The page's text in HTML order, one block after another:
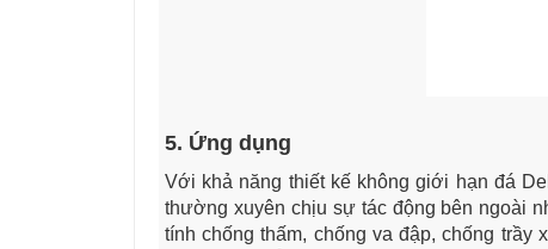
5. Ứng dụng
Với khả năng thiết kế không giới hạn đá
thường xuyên chịu sự tác động bên ngoài
tính chống thấm, chống va đập, chống